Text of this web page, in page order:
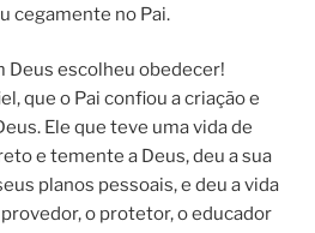
cegamente no Pai.
Deus escolheu obedecer!
que o Pai confiou a criação e
Ele que teve uma vida de
e temente a Deus, deu a sua
planos pessoais, e deu a vida
o protetor, o educador